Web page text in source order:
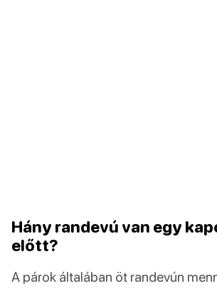
Hány randevú van egy
előtt?
A párok általában öt randevún